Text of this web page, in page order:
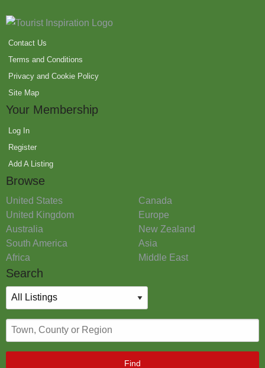
Contact Us
Terms and Conditions
Privacy and Cookie Policy
Site Map
Your Membership
Log In
Register
Add A Listing
Browse
United States
Canada
United Kingdom
Europe
Australia
New Zealand
South America
Asia
Africa
Middle East
Search
Find